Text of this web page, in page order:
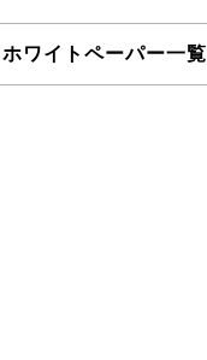
ホワイトペーパー一覧